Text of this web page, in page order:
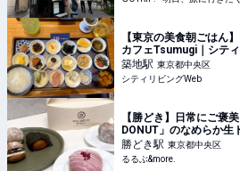
【東京の美食朝ごはん
カフェTsumugi｜シテ
築地駅 東京都中央区
シティリビングWeb
【勝どき】日常にご褒
DONUT」のなめらか生
ーナツ｜るるぶ&more.
勝どき駅 東京都中央区
るるぶ&more.